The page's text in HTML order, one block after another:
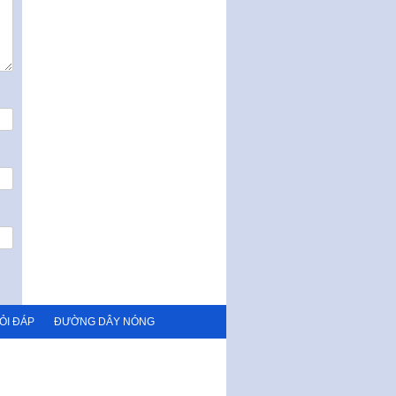
ĐÁP ĐƯỜNG DÂY NÓNG